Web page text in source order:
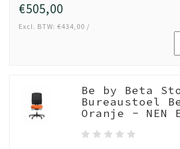
€505,00
Excl. BTW: €434,00 /
Be by Beta
Bureaustoel
Oranje - NEN